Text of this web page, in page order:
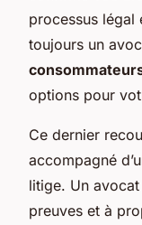
processus légal
toujours un
options pour
Ce dernier
accompagné
litige. Un
preuves et à